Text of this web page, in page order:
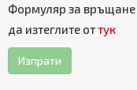
Формуляр за връщане
да изтеглите оттук
Изпрати